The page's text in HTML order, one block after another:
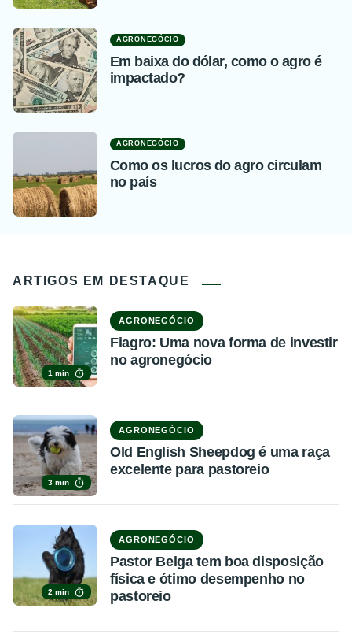
AGRONEGÓCIO
Em baixa do dólar, como o agro é
impactado?
AGRONEGÓCIO
Como os lucros do agro circulam
no país
ARTIGOS EM DESTAQUE
1 min
AGRONEGÓCIO
Fiagro: Uma nova forma de investir
no agronegócio
3 min
AGRONEGÓCIO
Old English Sheepdog é uma raça
excelente para pastoreio
2 min
AGRONEGÓCIO
Pastor Belga tem boa disposição
física e ótimo desempenho no
pastoreio